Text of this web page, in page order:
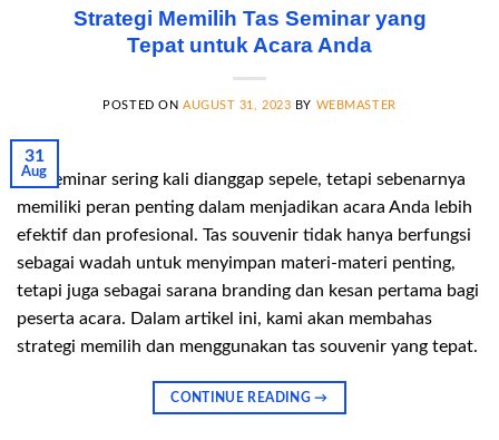
Strategi Memilih Tas Seminar yang
Tepat untuk Acara Anda
POSTED ON AUGUST 31, 2023 BY WEBMASTER
31
Aug
Tas seminar sering kali dianggap sepele, tetapi sebenarnya
memiliki peran penting dalam menjadikan acara Anda lebih
efektif dan profesional. Tas souvenir tidak hanya berfungsi
sebagai wadah untuk menyimpan materi-materi penting,
tetapi juga sebagai sarana branding dan kesan pertama bagi
peserta acara. Dalam artikel ini, kami akan membahas
strategi memilih dan menggunakan tas souvenir yang tepat.
CONTINUE READING→